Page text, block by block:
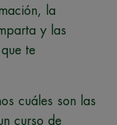
la
y las
te
cuáles son las
curso de